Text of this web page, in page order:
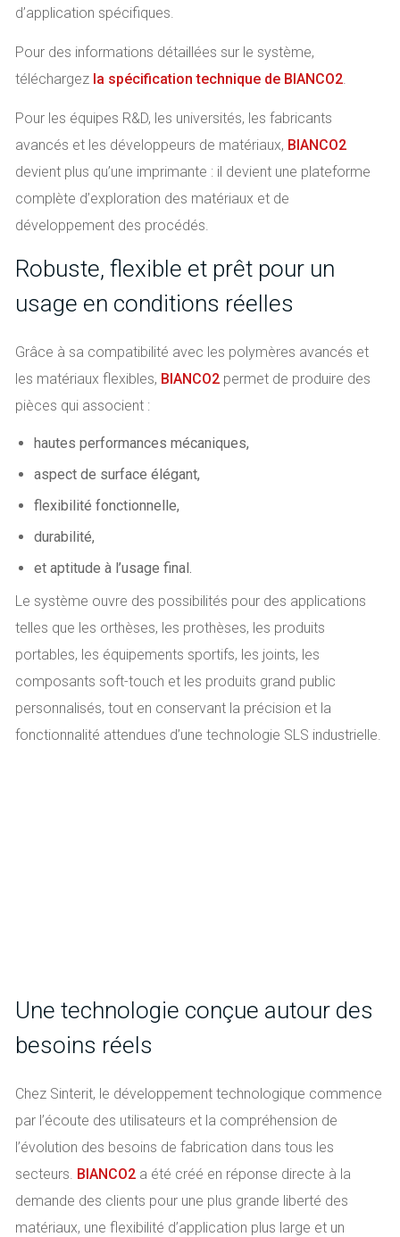
d’application spécifiques.
Pour des informations détaillées sur le système,
téléchargez la spécification technique de BIANCO2.
Pour les équipes R&D, les universités, les fabricants
avancés et les développeurs de matériaux, BIANCO2
devient plus qu’une imprimante : il devient une plateforme
complète d’exploration des matériaux et de
développement des procédés.
Robuste, flexible et prêt pour un
usage en conditions réelles
Grâce à sa compatibilité avec les polymères avancés et
les matériaux flexibles, BIANCO2 permet de produire des
pièces qui associent :
hautes performances mécaniques,
aspect de surface élégant,
flexibilité fonctionnelle,
durabilité,
et aptitude à l’usage final.
Le système ouvre des possibilités pour des applications
telles que les orthèses, les prothèses, les produits
portables, les équipements sportifs, les joints, les
composants soft-touch et les produits grand public
personnalisés, tout en conservant la précision et la
fonctionnalité attendues d’une technologie SLS industrielle.
Une technologie conçue autour des
besoins réels
Chez Sinterit, le développement technologique commence
par l’écoute des utilisateurs et la compréhension de
l’évolution des besoins de fabrication dans tous les
secteurs. BIANCO2 a été créé en réponse directe à la
demande des clients pour une plus grande liberté des
matériaux, une flexibilité d’application plus large et un